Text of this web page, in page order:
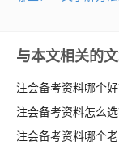
与本文相关的
注会备考资料哪个
注会备考资料怎么
注会备考资料哪个